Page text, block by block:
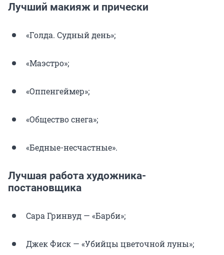
Лучший макияж и прически
«Голда. Судный день»;
«Маэстро»;
«Оппенгеймер»;
«Общество снега»;
«Бедные-несчастные».
Лучшая работа художника-
постановщика
Сара Гринвуд — «Барби»;
Джек Фиск — «Убийцы цветочной луны»;